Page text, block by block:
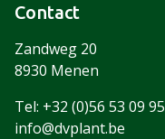
Contact
Zandweg 20
8930 Menen
Tel: +32 (0)56 53 09 95
info@dvplant.be